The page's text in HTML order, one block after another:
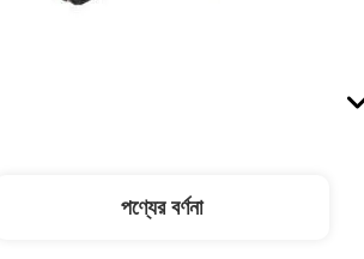
পণ্যের বর্ণনা